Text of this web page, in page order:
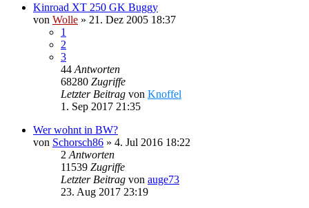
Kinroad XT 250 GK Buggy
von Wolle » 21. Dez 2005 18:37
1
2
3
44 Antworten
68280 Zugriffe
Letzter Beitrag von Knoffel
1. Sep 2017 21:35
Wer wohnt in BW?
von Schorsch86 » 4. Jul 2016 18:22
2 Antworten
11539 Zugriffe
Letzter Beitrag von auge73
23. Aug 2017 23:19